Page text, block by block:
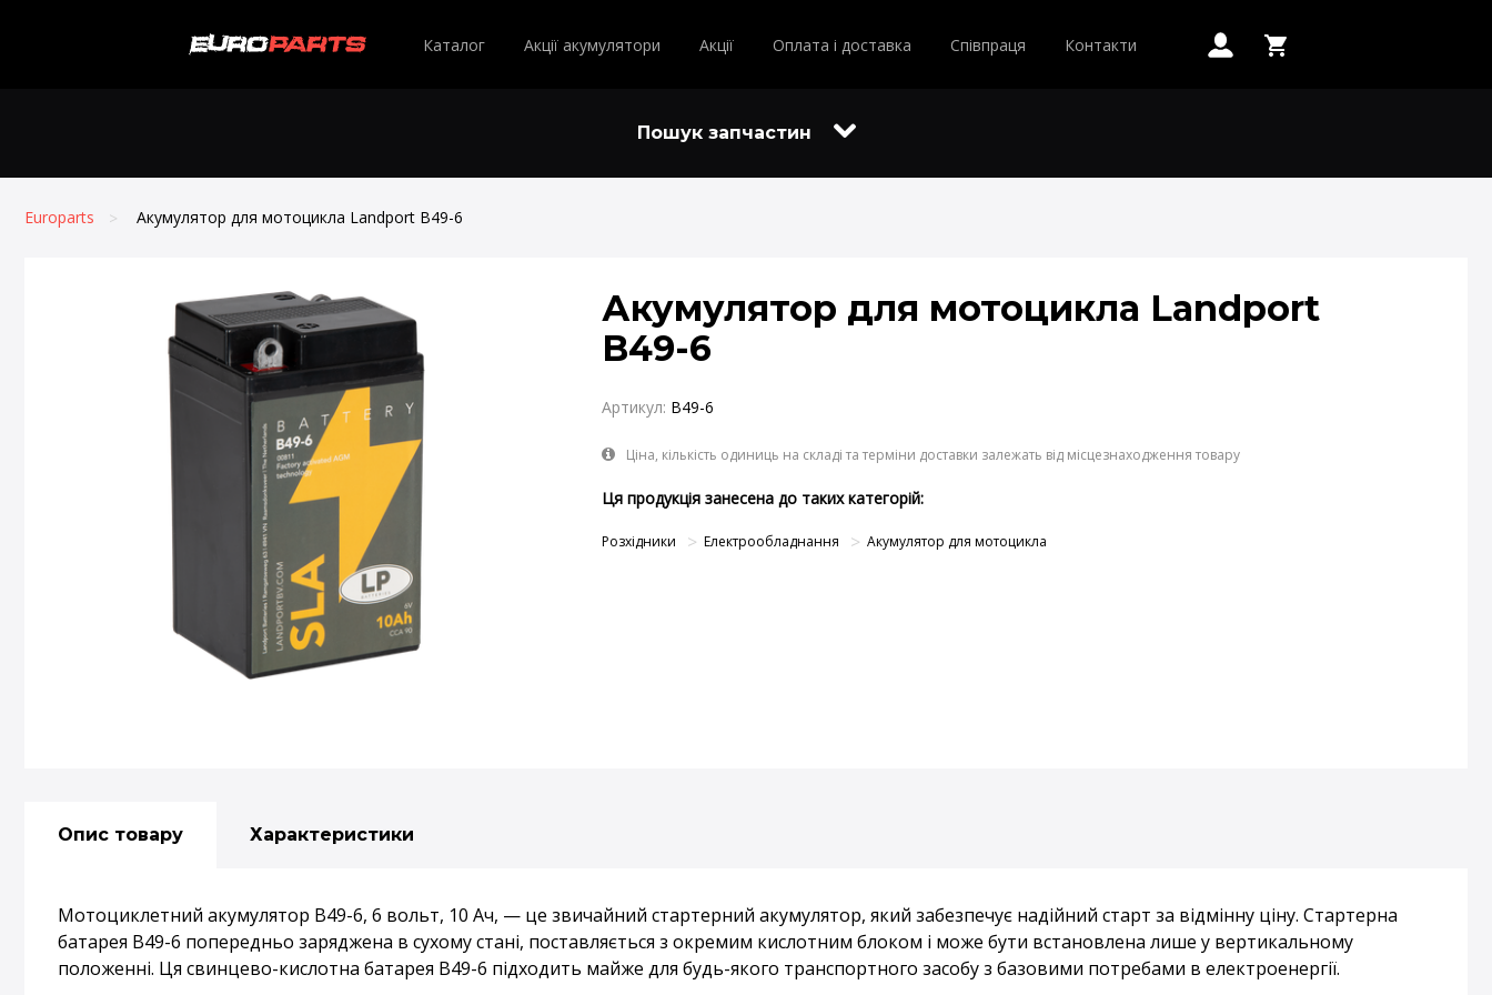
Каталог Акції акумулятори Акції Оплата і доставка Співпраця Контакти
Пошук запчастин
Europarts Акумулятор для мотоцикла Landport B49-6
Акумулятор для мотоцикла Landport
B49-6
Артикул: B49-6
Ціна, кількість одиниць на складі та терміни доставки залежать від місцезнаходження товару
Ця продукція занесена до таких категорій:
Розхідники Електрообладнання Акумулятор для мотоцикла
Опис товару Характеристики
Мотоциклетний акумулятор B49-6, 6 вольт, 10 Ач, — це звичайний стартерний акумулятор, який забезпечує надійний старт за відмінну ціну. Стартерна
батарея B49-6 попередньо заряджена в сухому стані, поставляється з окремим кислотним блоком і може бути встановлена ​​лише у вертикальному
положенні. Ця свинцево-кислотна батарея B49-6 підходить майже для будь-якого транспортного засобу з базовими потребами в електроенергії.